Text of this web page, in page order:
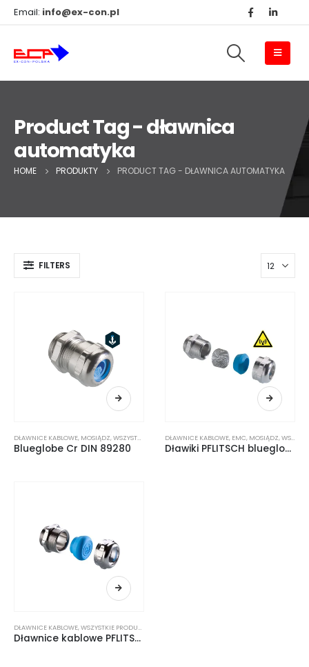
Email: info@ex-con.pl
Product Tag - dławnica
automatyka
HOME PRODUKTY PRODUCT TAG - DŁAWNICA AUTOMATYKA
FILTERS
DŁAWNICE KABLOWE, MOSIĄDZ,WSZYSTKIE PRODUKTY
Blueglobe Cr DIN 89280
DŁAWNICE KABLOWE, EMC, MOSIĄDZ,WSZYSTKIE PRODUKTY
Dławiki PFLITSCH blueglobe TRI NM/Cr
DŁAWNICE KABLOWE,WSZYSTKIE PRODUKTY
Dławnice kablowe PFLITSCH Blueglobe